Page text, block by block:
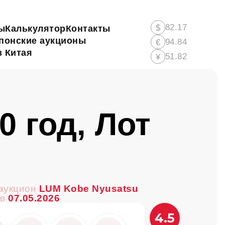
КалькуляторКонтакты
аукционы
Китая
$ 82.17
€ 94.84
¥ 51.82
год, Лот
LUM Kobe Nyusatsu
07.05.2026
4.5